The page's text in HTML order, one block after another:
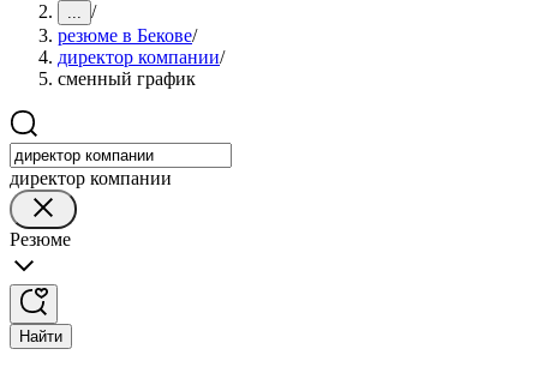
... /
резюме в Бекове/
директор компании/
сменный график
директор компании
Резюме
Найти